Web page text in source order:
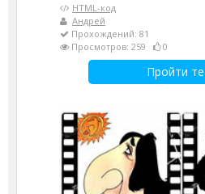
HTML-код
Андрей
Прохождений: 81
Просмотров: 259
0
Пройти